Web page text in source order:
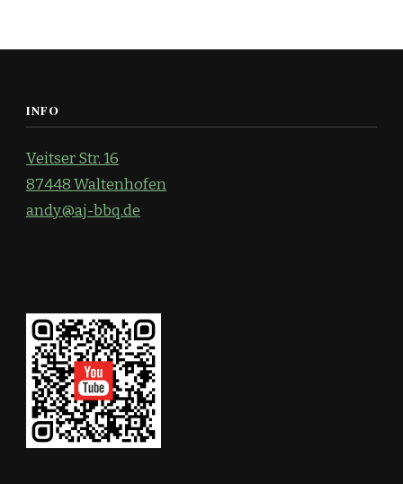
INFO
Veitser Str. 16
87448 Waltenhofen
andy@aj-bbq.de